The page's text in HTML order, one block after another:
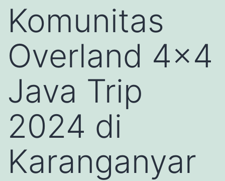
Komunitas
Overland 4×4
Java Trip
2024 di
Karanganyar